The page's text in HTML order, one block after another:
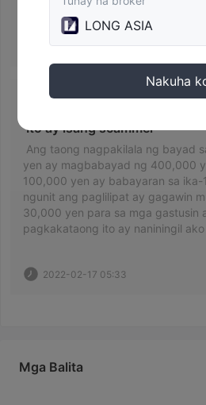
2020-12-08 10:56
Hindi maalis
Ito ay isang scammer
Ang taong nagpakilala ng bayad
yen ay magbabayad ng 400,000
100,000 yen ay babayaran sa ika-
ngunit ang paglilipat ay gagawin
30,000 yen para sa mga gastusin
pagkakataong ito ay naniningil
pangako ko ay dapat magdeposito
2022-02-17 05:33
Mga Balita
LONG ASIA
Nakuha